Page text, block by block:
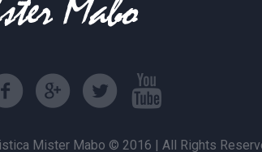
Mister Mabo © 2016 | All Rights